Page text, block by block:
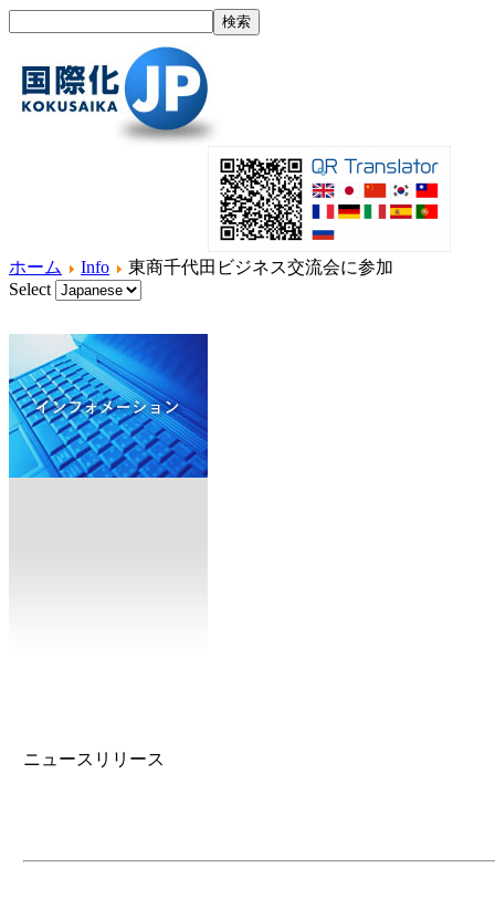
ホーム Info
東商千代田ビジネス交流会に参加
Select
ニュースリリース